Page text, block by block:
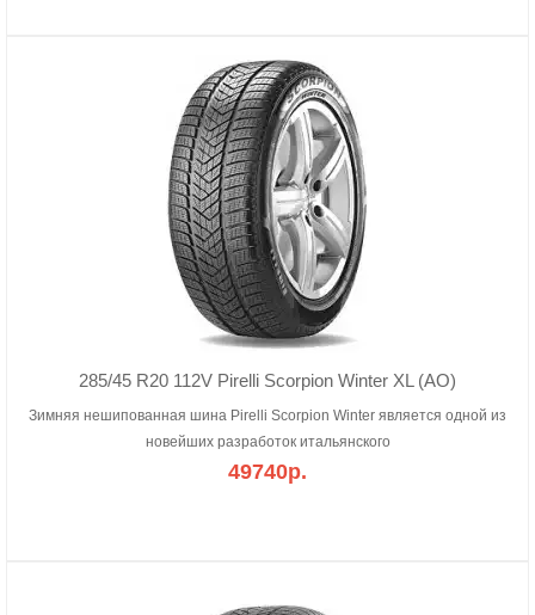
285/45 R20 112V Pirelli Scorpion Winter XL (AO)
Зимняя нешипованная шина Pirelli Scorpion Winter является одной из
новейших разработок итальянского
49740р.